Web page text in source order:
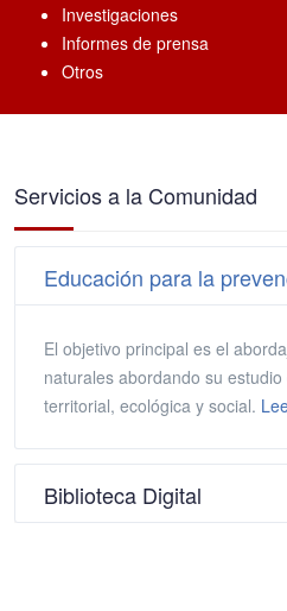
Investigaciones
Informes de prensa
Otros
Servicios a la Comunidad
Educación para la prevención
El objetivo principal es el
naturales abordando su
territorial, ecológica y social.
Biblioteca Digital